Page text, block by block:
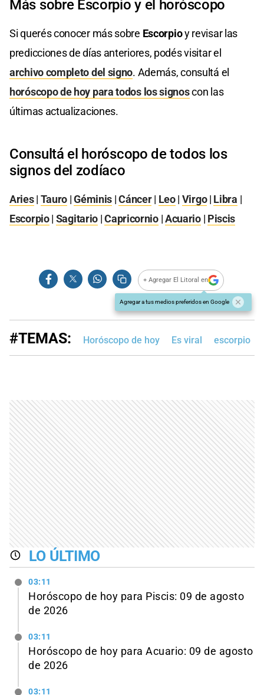
Más sobre Escorpio y el horóscopo
Si querés conocer más sobre Escorpioy revisar las
predicciones de días anteriores, podés visitar el
archivo completo del signo. Además, consultá el
horóscopo de hoy para todos los signoscon las
últimas actualizaciones.
Consultá el horóscopo de todos los
signos del zodíaco
Aries| Tauro |Géminis |Cáncer| Leo| Virgo| Libra |
Escorpio| Sagitario |Capricornio|Acuario| Piscis
+ Agregar El Litoral en
Agregar a tus medios preferidos en Google
#TEMAS: Horóscopo de hoy Es viral escorpio
LO ÚLTIMO
03:11
Horóscopo de hoy para Piscis: 09 de agosto
de 2026
03:11
Horóscopo de hoy para Acuario: 09 de agosto
de 2026
03:11